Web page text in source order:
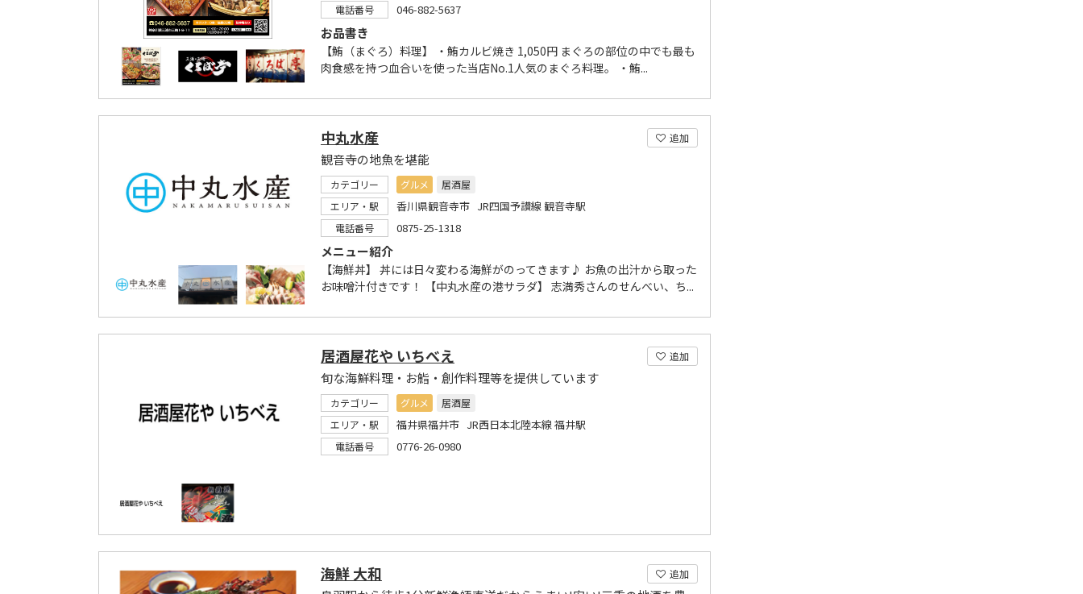
電話番号 046-882-5637
お品書き
【鮪（まぐろ）料理】 ・鮪カルビ焼き 1,050円 まぐろの部位の中でも最も
肉食感を持つ血合いを使った当店No.1人気のまぐろ料理。 ・鮪...
追加
中丸水産
観音寺の地魚を堪能
カテゴリー グルメ
居酒屋
エリア・駅
香川県観音寺市 JR四国予讃線 観音寺駅
電話番号 0875-25-1318
メニュー紹介
【海鮮丼】 丼には日々変わる海鮮がのってきます♪ お魚の出汁から取った
お味噌汁付きです！ 【中丸水産の港サラダ】 志満秀さんのせんべい、ち...
追加
居酒屋花や いちべえ
旬な海鮮料理・お鮨・創作料理等を提供しています
カテゴリー グルメ
居酒屋
エリア・駅
福井県福井市 JR西日本北陸本線 福井駅
電話番号 0776-26-0980
追加
海鮮 大和